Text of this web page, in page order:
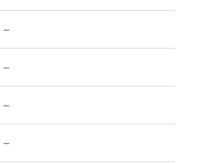
–
–
–
–